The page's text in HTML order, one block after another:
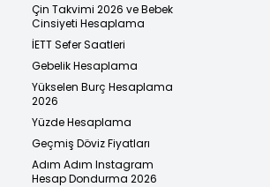
Çin Takvimi 2026 ve Bebek
Cinsiyeti Hesaplama
İETT Sefer Saatleri
Gebelik Hesaplama
Yükselen Burç Hesaplama
2026
Yüzde Hesaplama
Geçmiş Döviz Fiyatları
Adım Adım Instagram
Hesap Dondurma 2026